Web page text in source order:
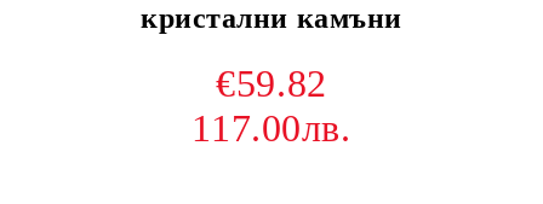
кристални камъни
€59.82
117.00лв.